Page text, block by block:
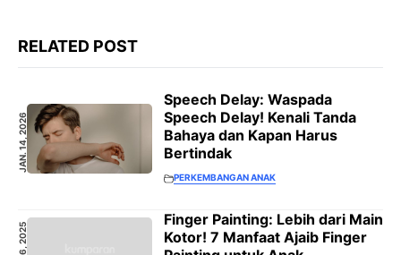
RELATED POST
JAN. 14, 2026
Speech Delay: Waspada
Speech Delay! Kenali Tanda
Bahaya dan Kapan Harus
Bertindak
PERKEMBANGAN ANAK
Finger Painting: Lebih dari Main
Kotor! 7 Manfaat Ajaib Finger